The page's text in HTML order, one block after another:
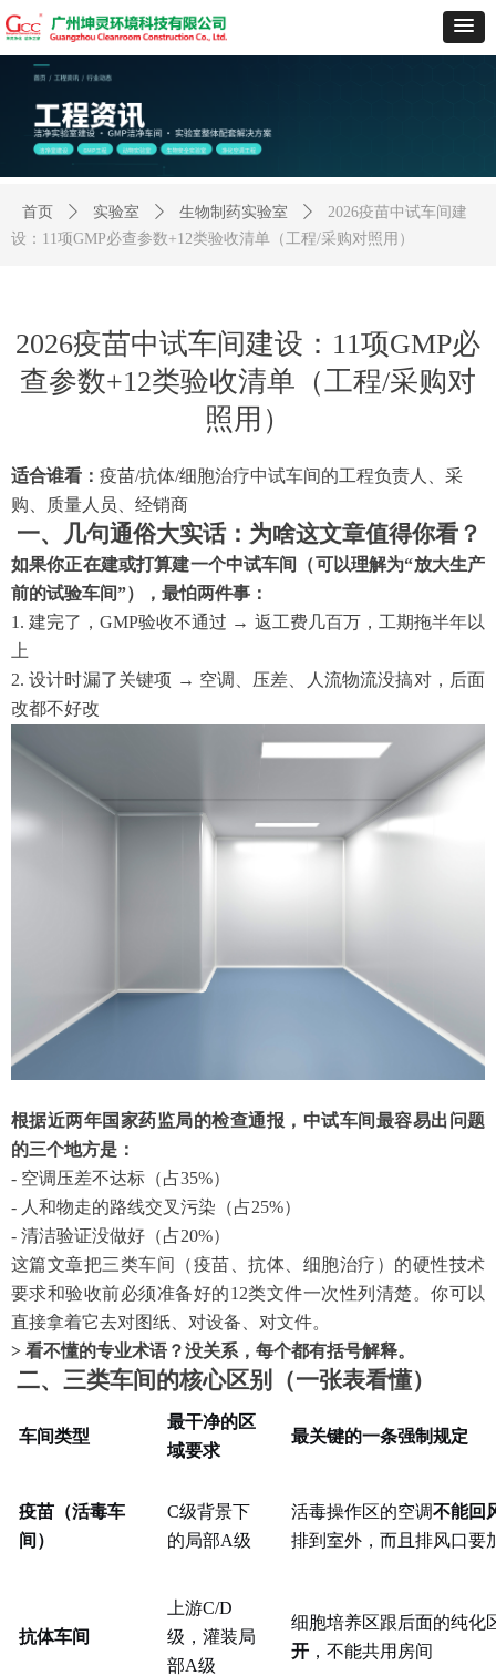
2026疫苗中试车间建设：11项GMP必
查参数+12类验收清单（工程/采购对
照用）
适合谁看： 疫苗/抗体/细胞治疗中试车间的工程负责人、采
购、质量人员、经销商
一、几句通俗大实话：为啥这文章值得你看？
如果你正在建或打算建一个中试车间（可以理解为“放大生产
前的试验车间”），最怕两件事：
1. 建完了，GMP验收不通过 → 返工费几百万，工期拖半年以
上
2. 设计时漏了关键项 → 空调、压差、人流物流没搞对，后面
改都不好改
根据近两年国家药监局的检查通报，中试车间最容易出问题
的三个地方是：
- 空调压差不达标（占35%）
- 人和物走的路线交叉污染（占25%）
- 清洁验证没做好（占20%）
这篇文章把三类车间（疫苗、抗体、细胞治疗）的硬性技术
要求和验收前必须准备好的12类文件一次性列清楚。你可以
直接拿着它去对图纸、对设备、对文件。
> 看不懂的专业术语？没关系，每个都有括号解释。
二、三类车间的核心区别（一张表看懂）
车间类型
最干净的区
域要求
最关键的一条强制规定
疫苗（活毒车
间）
C级背景下
的局部A级
活毒操作区的空调不能回
排到室外，而且排风口要
抗体车间
上游C/D
级，灌装局
部A级
细胞培养区跟后面的纯化
开 ，不能共用房间
首页 ꄲ 实验室 ꄲ 生物制药实验室 ꄲ
2026疫苗中试车间建
设：11项GMP必查参数+12类验收清单（工程/采购对照用）